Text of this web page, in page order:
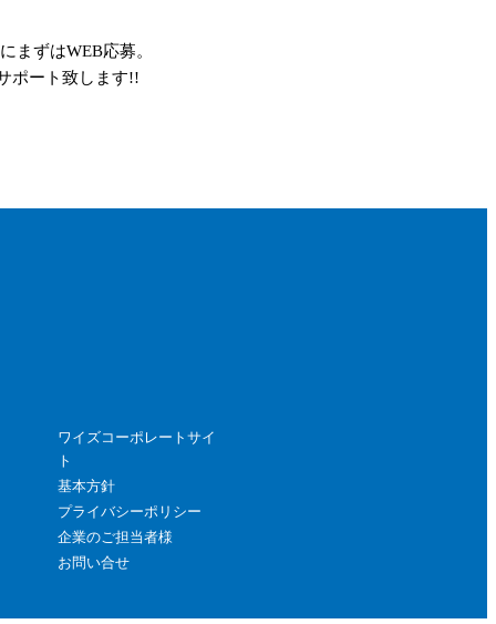
まずはWEB応募。
ポート致します!!
ワイズコーポレートサイ
ト
基本方針
プライバシーポリシー
企業のご担当者様
お問い合せ